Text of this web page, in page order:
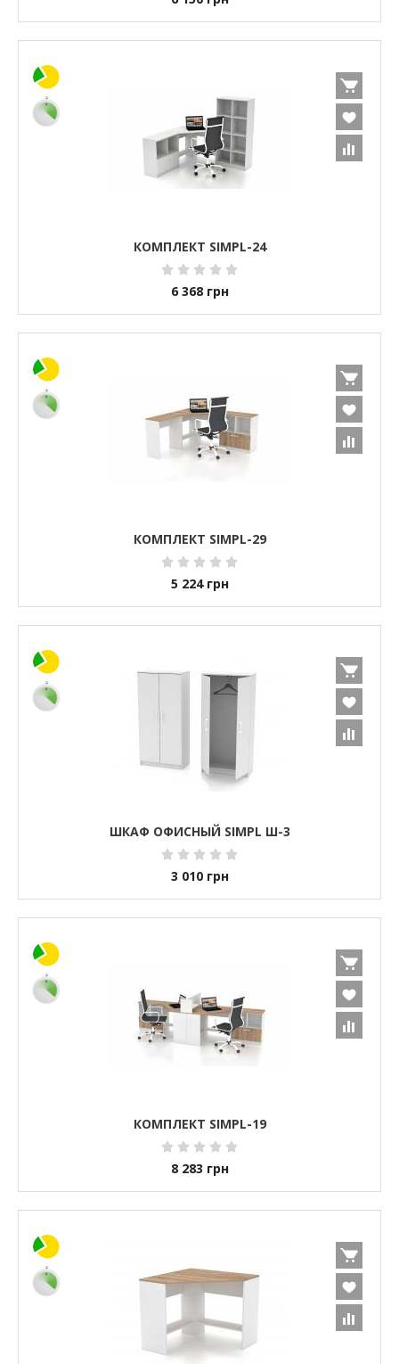
КОМПЛЕКТ SIMPL-24
6 368 грн
КОМПЛЕКТ SIMPL-29
5 224 грн
ШКАФ ОФИСНЫЙ SIMPL Ш-3
3 010 грн
КОМПЛЕКТ SIMPL-19
8 283 грн